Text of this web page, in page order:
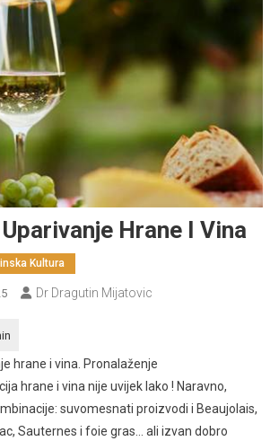
Hrane I Vina
Kultura
Dr Dragutin Mijatovic
hrane i vina. Pronalaženje
hrane i vina nije uvijek lako ! Naravno,
suvomesnati proizvodi i Beaujolais,
Sauternes i foie gras… ali izvan dobro